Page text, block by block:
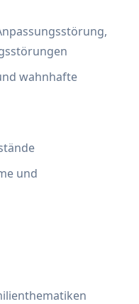
wahnhafte
und